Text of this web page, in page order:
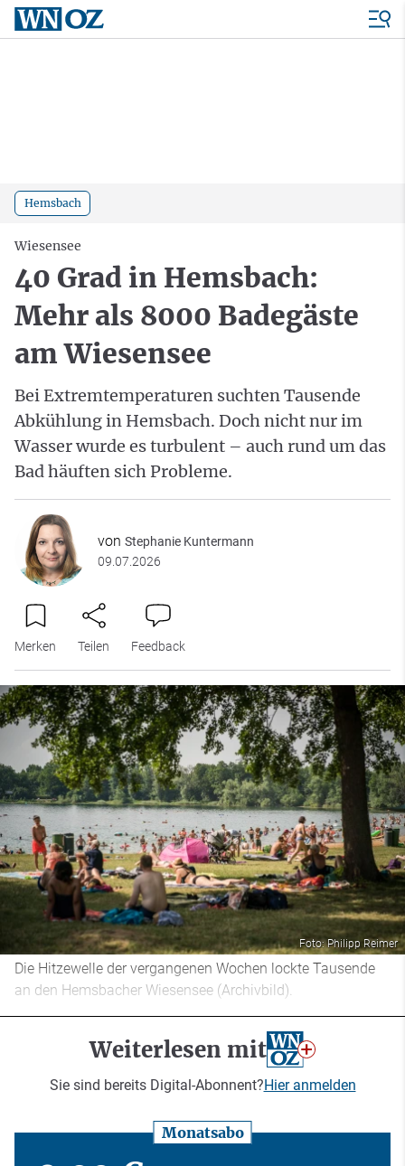
Hemsbach
Wiesensee
40 Grad in Hemsbach:
Mehr als 8000 Badegäste
am Wiesensee
Bei Extremtemperaturen suchten Tausende
Abkühlung in Hemsbach. Doch nicht nur im
Wasser wurde es turbulent – auch rund um das
Bad häuften sich Probleme.
von Stephanie Kuntermann
09.07.2026
Merken Teilen Feedback
Foto: Philipp Reimer
Die Hitzewelle der vergangenen Wochen lockte Tausende
an den Hemsbacher Wiesensee (Archivbild).
Weiterlesen mit
Sie sind bereits Digital-Abonnent?Hier anmelden
Monatsabo